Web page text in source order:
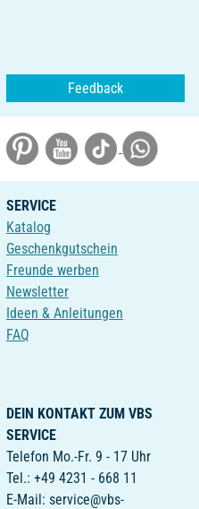
Feedback
SERVICE
Katalog
Geschenkgutschein
Freunde werben
Newsletter
Ideen & Anleitungen
FAQ
DEIN KONTAKT ZUM VBS
SERVICE
Telefon Mo.-Fr. 9 - 17 Uhr
Tel.: +49 4231 - 668 11
E-Mail: service@vbs-